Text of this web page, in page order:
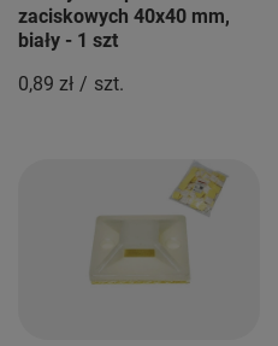
zaciskowych 40x40 mm,
biały - 1 szt
0,89 zł / szt.